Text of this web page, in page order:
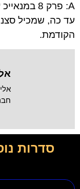
עד כה, שמכיל
הקודמת.
סדרות